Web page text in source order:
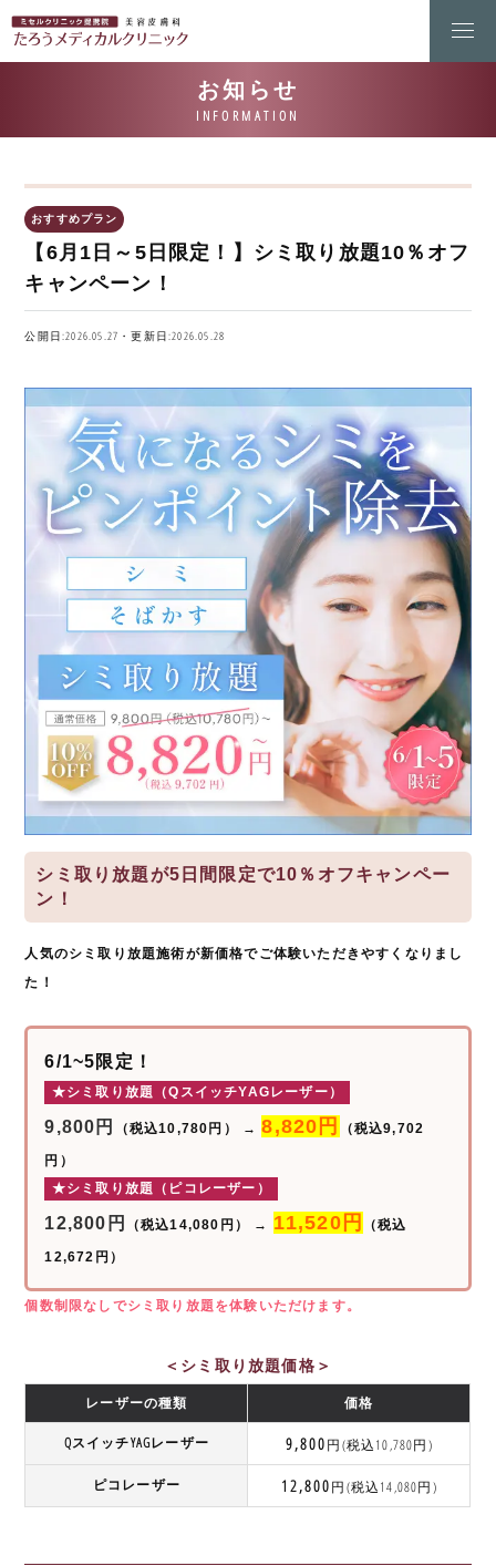
おすすめプラン
【6月1日～5日限定！】シミ取り放題10％オフ
キャンペーン！
公開日:2026.05.27・更新日:2026.05.28
シミ取り放題が5日間限定で10％オフキャンペー
ン！
人気のシミ取り放題施術が新価格でご体験いただきやすくなりまし
た！
6/1~5限定！
★シミ取り放題（QスイッチYAGレーザー）
9,800円 （税込10,780円） →8,820円 （税込9,702
円）
★シミ取り放題（ピコレーザー）
12,800円 （税込14,080円） → 11,520円 （税込
12,672円）
個数制限なしでシミ取り放題を体験いただけます。
＜シミ取り放題価格＞
レーザーの種類 価格
QスイッチYAGレーザー 9,800円(税込10,780円)
ピコレーザー 12,800円(税込14,080円)